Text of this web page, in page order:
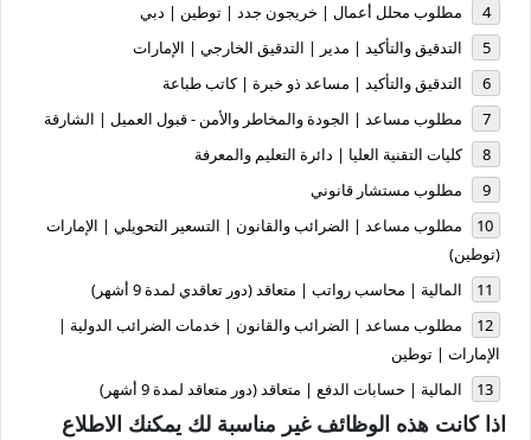
مطلوب محلل أعمال | خريجون جدد | توطين | دبي
التدقيق والتأكيد | مدير | التدقيق الخارجي | الإمارات
التدقيق والتأكيد | مساعد ذو خبرة | كاتب طباعة
مطلوب مساعد | الجودة والمخاطر والأمن - قبول العميل | الشارقة
كليات التقنية العليا | دائرة التعليم والمعرفة
مطلوب مستشار قانوني
مطلوب مساعد | الضرائب والقانون | التسعير التحويلي | الإمارات
(توطين)
المالية | محاسب رواتب | متعاقد (دور تعاقدي لمدة 9 أشهر)
مطلوب مساعد | الضرائب والقانون | خدمات الضرائب الدولية |
الإمارات | توطين
المالية | حسابات الدفع | متعاقد (دور متعاقد لمدة 9 أشهر)
اذا كانت هذه الوظائف غير مناسبة لك يمكنك الاطلاع